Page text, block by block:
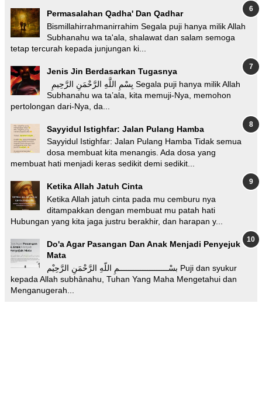
Permasalahan Qadha' Dan Qadhar
Bismillahirrahmanirrahim Segala puji hanya milik Allah
Subhanahu wa ta'ala, shalawat dan salam semoga
tetap tercurah kepada junjungan ki...
Jenis Jin Berdasarkan Tugasnya
Subhanahu wa ta’ala, kita memuji-Nya, memohon
pertolongan dari-Nya, da...
Sayyidul Istighfar: Jalan Pulang Hamba
Sayyidul Istighfar: Jalan Pulang Hamba Tidak semua
dosa membuat kita menangis. Ada dosa yang
membuat hati menjadi keras sedikit demi sedikit...
Ketika Allah Jatuh Cinta
Ketika Allah jatuh cinta pada mu cemburu nya
ditampakkan dengan membuat mu patah hati
Hubungan yang kita jaga justru berakhir, dan harapan y...
Do'a Agar Pasangan Dan Anak Menjadi Penyejuk
Mata
بسْـــــــــــــــــــــمِ اللّهِ الرَّحْمَنِ الرَّحِيْم Puji dan syukur
kepada Allah subhânahu, Tuhan Yang Maha Mengetahui dan
Menganugerah...